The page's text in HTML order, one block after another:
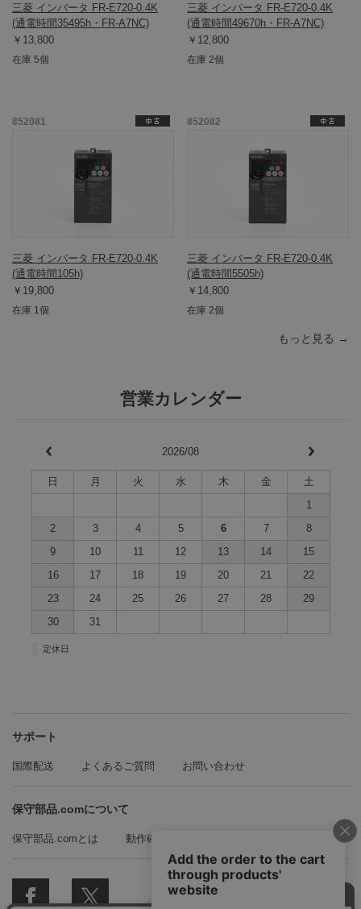
三菱 インバータ FR-E720-0.4K
(通電時間35495h・FR-A7NC)
￥13,800
在庫 5個
三菱 インバータ FR-E720-0.4K
(通電時間49670h・FR-A7NC)
￥12,800
在庫 2個
852081
三菱 インバータ FR-E720-0.4K
(通電時間105h)
￥19,800
在庫 1個
852082
三菱 インバータ FR-E720-0.4K
(通電時間5505h)
￥14,800
在庫 2個
もっと見る →
営業カレンダー
2026/08
日 月 火 水 木 金
土
1
2
3 4 5 6 7
8
9
10 11 12 13 14
15
16
17 18 19 20 21
22
23
24 25 26 27 28
29
30
31
定休日
サポート
国際配送 よくあるご質問 お問い合わせ
保守部品.comについて
保守部品.comとは 動作確認方法の紹介